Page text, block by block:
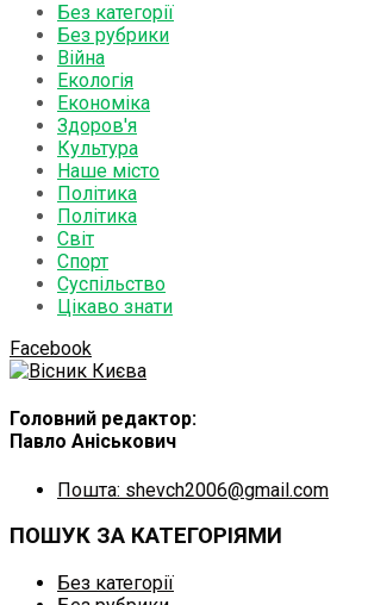
Без категорії
Без рубрики
Війна
Екологія
Економіка
Здоров'я
Культура
Наше місто
Політика
Політика
Світ
Спорт
Суспільство
Цікаво знати
Facebook
Головний редактор:
Павло Аніськович
Пошта: shevch2006@gmail.com
ПОШУК ЗА КАТЕГОРІЯМИ
Без категорії